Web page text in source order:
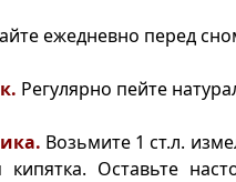
ежедневно перед
Регулярно пейте
Возьмите 1 ст.л.
кипятка. Оставьте